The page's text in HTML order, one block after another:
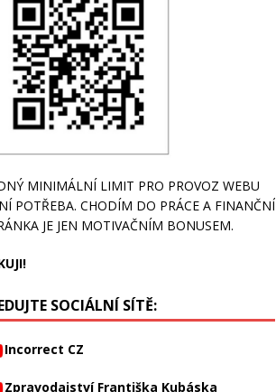
MINIMÁLNÍ LIMIT PRO PROVOZ WEBU
POTŘEBA. CHODÍM DO PRÁCE A FINANČNÍ
JE JEN MOTIVAČNÍM BONUSEM.
SOCIÁLNÍ SÍTĚ:
Incorrect CZ
Zpravodajství Františka Kubáska